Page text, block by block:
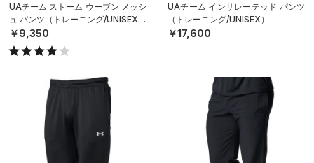
UAチーム ストーム ウーブン メッシ
ュ パンツ（トレーニング/UNISEX）
￥9,350
UAチーム インサレーテッド パンツ
（トレーニング/UNISEX）
￥17,600